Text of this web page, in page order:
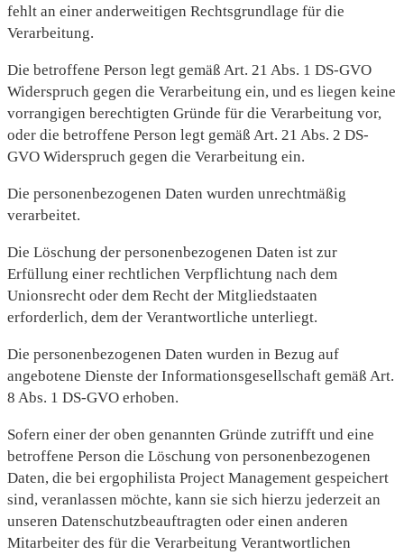
fehlt an einer anderweitigen Rechtsgrundlage für die
Verarbeitung.
Die betroffene Person legt gemäß Art. 21 Abs. 1 DS-GVO
Widerspruch gegen die Verarbeitung ein, und es liegen keine
vorrangigen berechtigten Gründe für die Verarbeitung vor,
oder die betroffene Person legt gemäß Art. 21 Abs. 2 DS-
GVO Widerspruch gegen die Verarbeitung ein.
Die personenbezogenen Daten wurden unrechtmäßig
verarbeitet.
Die Löschung der personenbezogenen Daten ist zur
Erfüllung einer rechtlichen Verpflichtung nach dem
Unionsrecht oder dem Recht der Mitgliedstaaten
erforderlich, dem der Verantwortliche unterliegt.
Die personenbezogenen Daten wurden in Bezug auf
angebotene Dienste der Informationsgesellschaft gemäß Art.
8 Abs. 1 DS-GVO erhoben.
Sofern einer der oben genannten Gründe zutrifft und eine
betroffene Person die Löschung von personenbezogenen
Daten, die bei ergophilista Project Management gespeichert
sind, veranlassen möchte, kann sie sich hierzu jederzeit an
unseren Datenschutzbeauftragten oder einen anderen
Mitarbeiter des für die Verarbeitung Verantwortlichen